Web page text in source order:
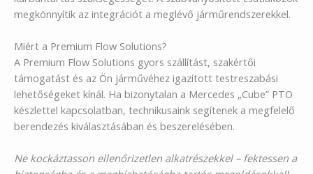
megkönnyítik az integrációt a meglévő járműrendszerekkel.
Miért a Premium Flow Solutions?
A Premium Flow Solutions gyors szállítást, szakértői
támogatást és az Ön járművéhez igazított testreszabási
lehetőségeket kínál. Ha bizonytalan a Mercedes „Cube” PTO
készlettel kapcsolatban, technikusaink segítenek a megfelelő
berendezés kiválasztásában és beszerelésében.
Ne kockáztasson ellenőrizetlen alkatrészekkel – fektessen a